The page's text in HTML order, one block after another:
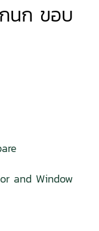
นก ขอบ
and Window